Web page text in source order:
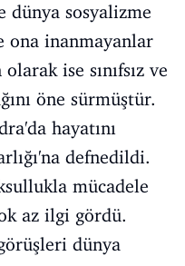
dünya sosyalizme
ona inanmayanlar
ise sınıfsız ve
öne sürmüştür.
hayatını
defnedildi.
mücadele
az ilgi gördü.
dünya